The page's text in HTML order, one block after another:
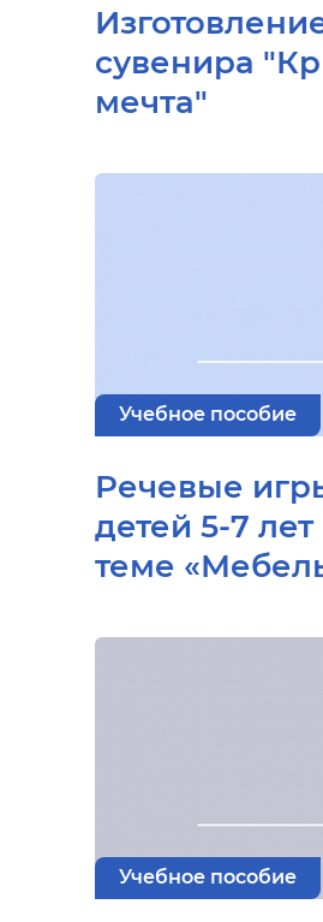
сувенира
мечта"
Учебное пособие
Речевые
детей 5-7 лет
теме
Учебное пособие